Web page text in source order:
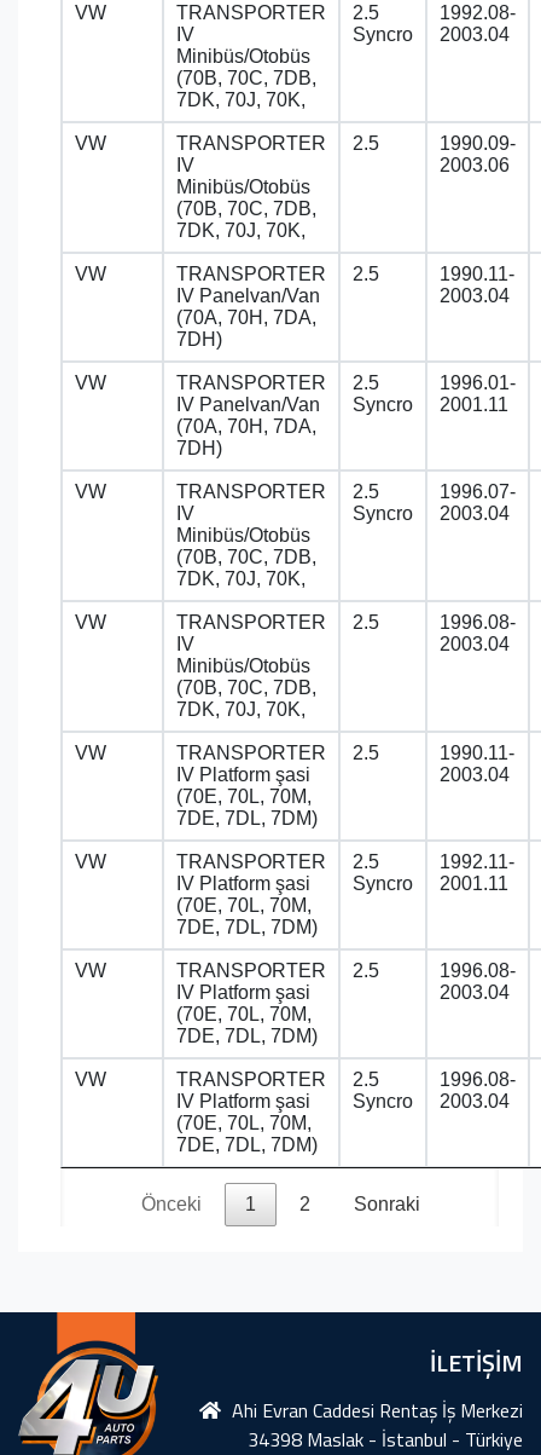
VW
TRANSPORTER
IV
Minibüs/Otobüs
(70B, 70C, 7DB,
7DK, 70J, 70K,
2.5
Syncro
1992.08-
2003.04
VW
TRANSPORTER
IV
Minibüs/Otobüs
(70B, 70C, 7DB,
7DK, 70J, 70K,
2.5
1990.09-
2003.06
VW
TRANSPORTER
IV Panelvan/Van
(70A, 70H, 7DA,
7DH)
2.5
1990.11-
2003.04
VW
TRANSPORTER
IV Panelvan/Van
(70A, 70H, 7DA,
7DH)
2.5
Syncro
1996.01-
2001.11
VW
TRANSPORTER
IV
Minibüs/Otobüs
(70B, 70C, 7DB,
7DK, 70J, 70K,
2.5
Syncro
1996.07-
2003.04
VW
TRANSPORTER
IV
Minibüs/Otobüs
(70B, 70C, 7DB,
7DK, 70J, 70K,
2.5
1996.08-
2003.04
VW
TRANSPORTER
IV Platform şasi
(70E, 70L, 70M,
7DE, 7DL, 7DM)
2.5
1990.11-
2003.04
VW
TRANSPORTER
IV Platform şasi
(70E, 70L, 70M,
7DE, 7DL, 7DM)
2.5
Syncro
1992.11-
2001.11
VW
TRANSPORTER
IV Platform şasi
(70E, 70L, 70M,
7DE, 7DL, 7DM)
2.5
1996.08-
2003.04
VW
TRANSPORTER
IV Platform şasi
(70E, 70L, 70M,
7DE, 7DL, 7DM)
2.5
Syncro
1996.08-
2003.04
Önceki 1 2 Sonraki
İLETİŞİM
Ahi Evran Caddesi Rentaş İş Merkezi
34398 Maslak - İstanbul - Türkiye